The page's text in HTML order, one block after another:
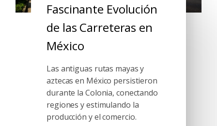
Fascinante Evolución
de las Carreteras en
México
Las antiguas rutas mayas y
aztecas en México persistieron
durante la Colonia, conectando
regiones y estimulando la
producción y el comercio.